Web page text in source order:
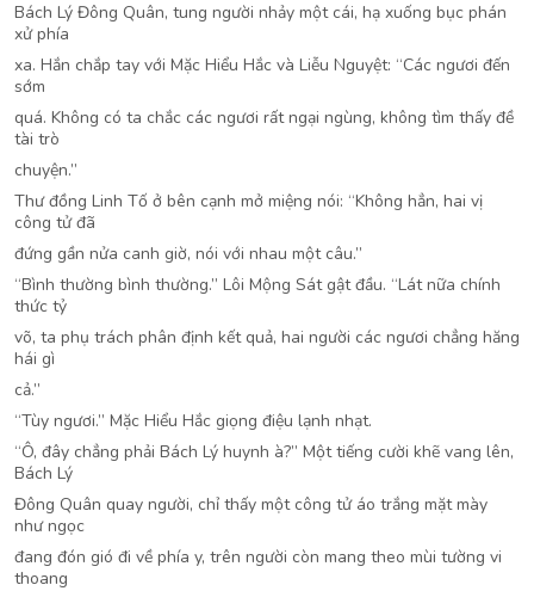
Bách Lý Đông Quân, tung người nhảy một cái, hạ xuống bục phán
xử phía
xa. Hắn chắp tay với Mặc Hiểu Hắc và Liễu Nguyệt: “Các ngươi đến
sớm
quá. Không có ta chắc các ngươi rất ngại ngùng, không tìm thấy đề
tài trò
chuyện.”
Thư đồng Linh Tố ở bên cạnh mở miệng nói: “Không hẳn, hai vị
công tử đã
đứng gần nửa canh giờ, nói với nhau một câu.”
“Bình thường bình thường.” Lôi Mộng Sát gật đầu. “Lát nữa chính
thức tỷ
võ, ta phụ trách phân định kết quả, hai người các ngươi chẳng hăng
hái gì
cả.”
“Tùy ngươi.” Mặc Hiểu Hắc giọng điệu lạnh nhạt.
“Ô, đây chẳng phải Bách Lý huynh à?” Một tiếng cười khẽ vang lên,
Bách Lý
Đông Quân quay người, chỉ thấy một công tử áo trắng mặt mày
như ngọc
đang đón gió đi về phía y, trên người còn mang theo mùi tường vi
thoang